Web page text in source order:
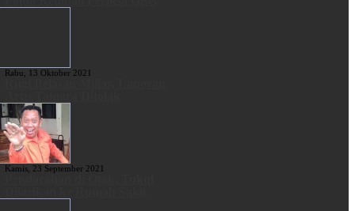
Rabu, 13 Oktober 2021
Kamis, 23 September 2021